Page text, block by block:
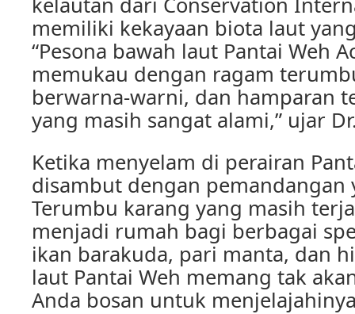
memiliki kekayaan biota laut
“Pesona bawah laut Pantai Weh
memukau dengan ragam
berwarna-warni, dan hamparan
yang masih sangat alami,” ujar
Ketika menyelam di perairan
disambut dengan pemandangan
Terumbu karang yang masih
menjadi rumah bagi berbagai
ikan barakuda, pari manta, dan
laut Pantai Weh memang tak
Anda bosan untuk